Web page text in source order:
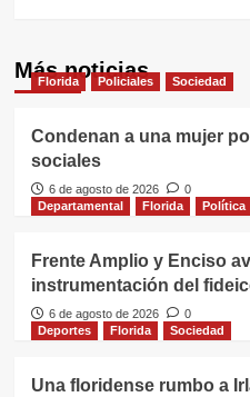
Más noticias
Florida Policiales Sociedad
Condenan a una mujer
sociales
6 de agosto de 2026
0
Departamental
Florida Política
Frente Amplio y Enciso
instrumentación del
6 de agosto de 2026
0
Deportes
Florida Sociedad
Una floridense rumbo a